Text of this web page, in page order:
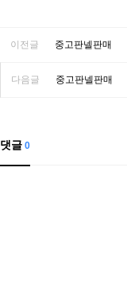
이전글 중고판넬판매
다음글 중고판넬판매
댓글 0